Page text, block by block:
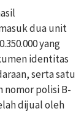
dua unit
yang
identitas
serta satu
nomor polisi B-
dijual oleh